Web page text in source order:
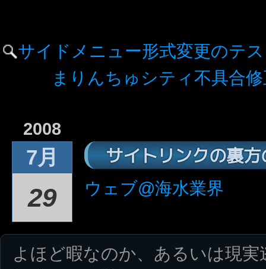
サイドメニュー形式変更のテ
まりんちゅシティ不具合
2008
7月
29
サイトリンクの裏
ウェブ@海水業界
よほど暇なのか、あるいは現